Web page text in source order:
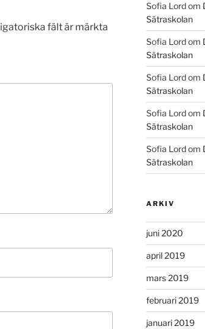
fält är märkta
Sofia Lordom
Sätraskolan
Sofia Lordom
Sätraskolan
Sofia Lordom
Sätraskolan
Sofia Lordom
Sätraskolan
Sofia Lordom
Sätraskolan
ARKIV
juni 2020
april 2019
mars 2019
februari 2019
januari 2019